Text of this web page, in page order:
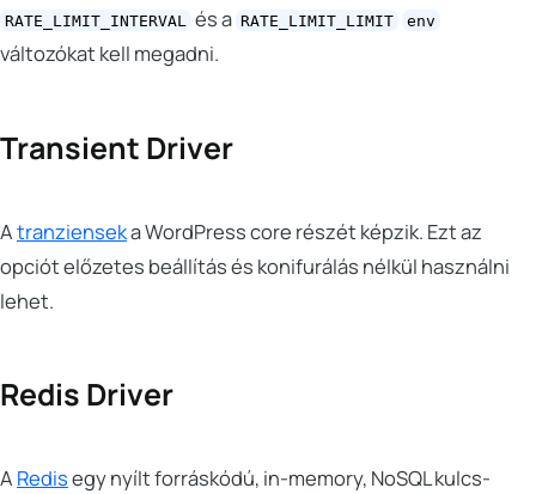
RATE_LIMIT_INTERVAL és a RATE_LIMIT_LIMIT env
változókat kell megadni.
Transient Driver
Atranzienseka WordPress core részét képzik. Ezt az
opciót előzetes beállítás és konifurálás nélkül használni
lehet.
Redis Driver
A Redisegy nyílt forráskódú, in-memory, NoSQL kulcs-